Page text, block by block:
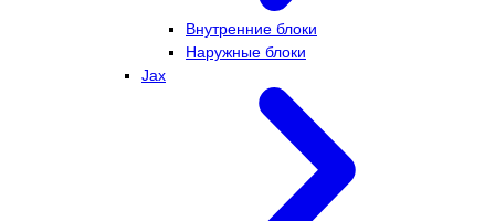
Внутренние блоки
Наружные блоки
Jax